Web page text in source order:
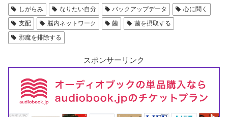
しがらみ なりたい自分 バックアップデータ
心に聞く
支配
脳内ネットワーク 菌
菌を摂取する
邪魔を排除する
スポンサーリンク